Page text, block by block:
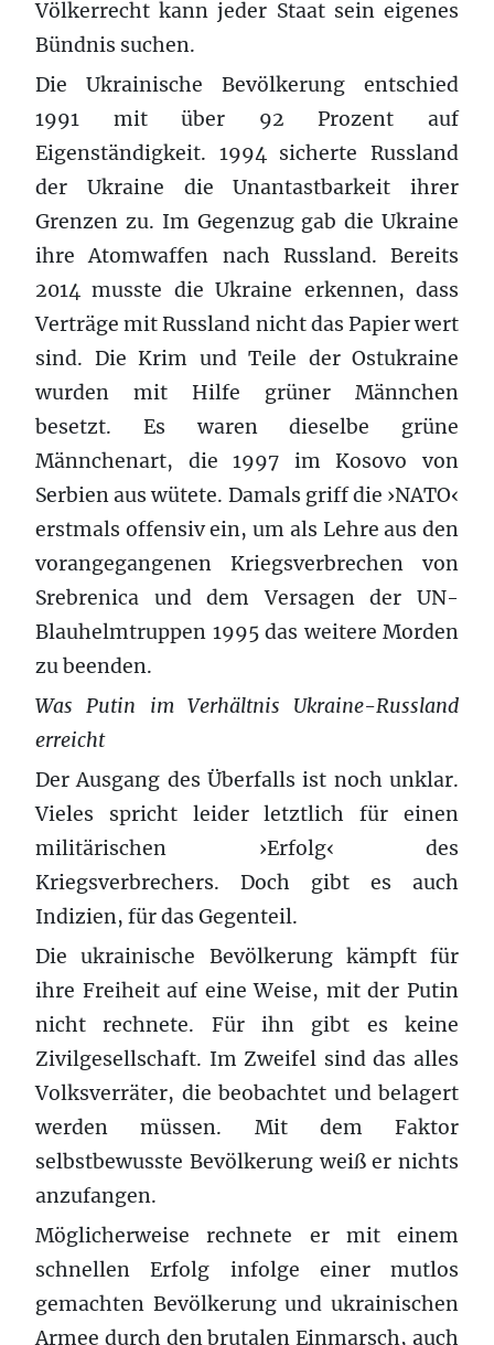
Völkerrecht kann jeder Staat sein eigenes
Bündnis suchen.
Die Ukrainische Bevölkerung entschied
1991 mit über 92 Prozent auf
Eigenständigkeit. 1994 sicherte Russland
der Ukraine die Unantastbarkeit ihrer
Grenzen zu. Im Gegenzug gab die Ukraine
ihre Atomwaffen nach Russland. Bereits
2014 musste die Ukraine erkennen, dass
Verträge mit Russland nicht das Papier wert
sind. Die Krim und Teile der Ostukraine
wurden mit Hilfe grüner Männchen
besetzt. Es waren dieselbe grüne
Männchenart, die 1997 im Kosovo von
Serbien aus wütete. Damals griff die ›NATO‹
erstmals offensiv ein, um als Lehre aus den
vorangegangenen Kriegsverbrechen von
Srebrenica und dem Versagen der UN-
Blauhelmtruppen 1995 das weitere Morden
zu beenden.
Was Putin im Verhältnis Ukraine-Russland
erreicht
Der Ausgang des Überfalls ist noch unklar.
Vieles spricht leider letztlich für einen
militärischen ›Erfolg‹ des
Kriegsverbrechers. Doch gibt es auch
Indizien, für das Gegenteil.
Die ukrainische Bevölkerung kämpft für
ihre Freiheit auf eine Weise, mit der Putin
nicht rechnete. Für ihn gibt es keine
Zivilgesellschaft. Im Zweifel sind das alles
Volksverräter, die beobachtet und belagert
werden müssen. Mit dem Faktor
selbstbewusste Bevölkerung weiß er nichts
anzufangen.
Möglicherweise rechnete er mit einem
schnellen Erfolg infolge einer mutlos
gemachten Bevölkerung und ukrainischen
Armee durch den brutalen Einmarsch, auch